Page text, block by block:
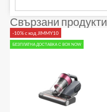
Свързани продукти
-10% с код JIMMY10
БЕЗПЛАТНА ДОСТАВКА С BOX NOW